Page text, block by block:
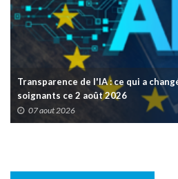
Transparence de l'IA : ce qui a
soignants ce 2 août 2026
07 aout 2026